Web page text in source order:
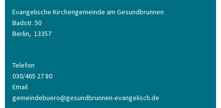
Evangelische Kirchengemeinde am Gesundbrunnen
Badstr. 50
Berlin, 13357
Telefon
030/465 27 80
Email
gemeindebuero@gesundbrunnen-evangelisch.de